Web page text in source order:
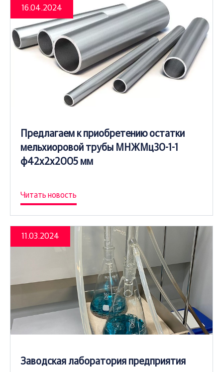
16.04.2024
Предлагаем к приобретению остатки
мельхиоровой трубы МНЖМц30-1-1
ф42х2х2005 мм
Читать новость
11.03.2024
Заводская лаборатория предприятия